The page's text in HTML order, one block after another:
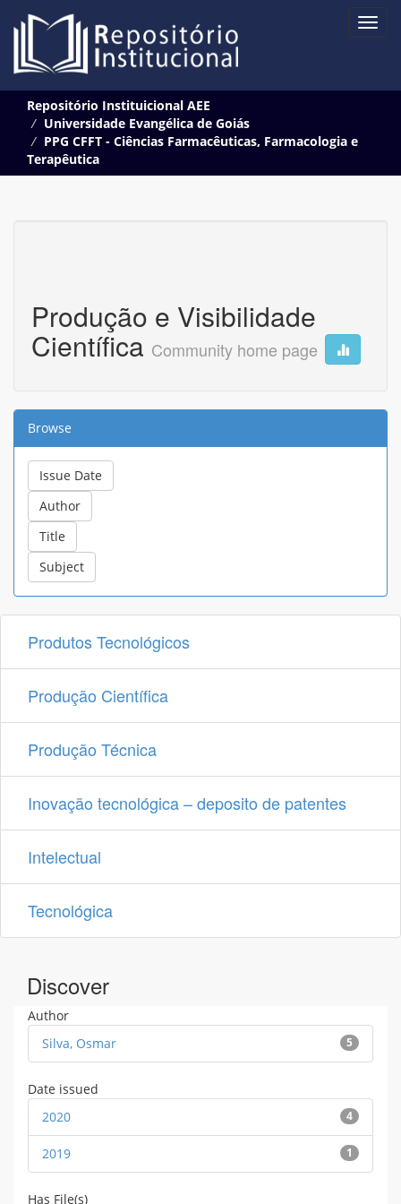
navigation
Repositório Instituicional AEE
Universidade Evangélica de Goiás
PPG CFFT - Ciências Farmacêuticas, Farmacologia e
Terapêutica
Produção e Visibilidade
Científica Community home page
Browse
Produtos Tecnológicos
Produção Científica
Produção Técnica
Inovação tecnológica – deposito de patentes
Intelectual
Tecnológica
Discover
Author
5
Silva, Osmar
Date issued
4
2020
1
2019
Has File(s)